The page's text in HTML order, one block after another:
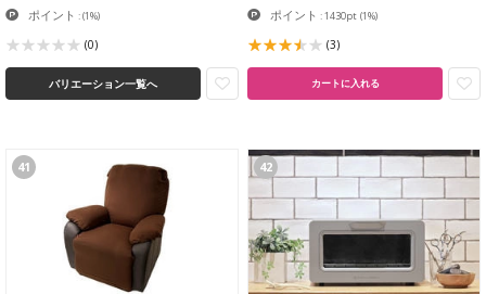
ポイント :(1%)
(0)
バリエーション一覧へ
ポイント : 1430pt (1%)
(3)
カートに入れる
41 42